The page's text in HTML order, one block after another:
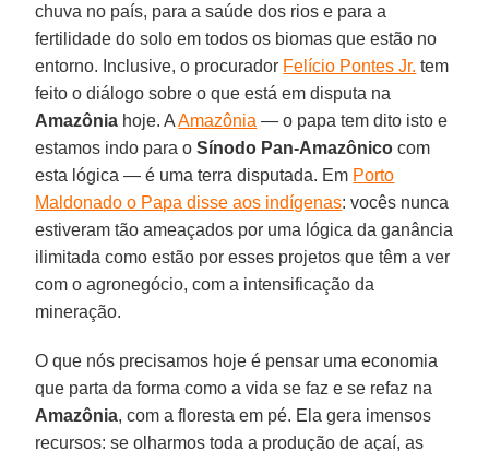
chuva no país, para a saúde dos rios e para a
fertilidade do solo em todos os biomas que estão no
entorno. Inclusive, o procurador Felício Pontes Jr. tem
feito o diálogo sobre o que está em disputa na
Amazônia hoje. AAmazônia — o papa tem dito isto e
estamos indo para o Sínodo Pan-Amazônico com
esta lógica — é uma terra disputada. Em Porto
Maldonado o Papa disse aos indígenas: vocês nunca
estiveram tão ameaçados por uma lógica da ganância
ilimitada como estão por esses projetos que têm a ver
com o agronegócio, com a intensificação da
mineração.
O que nós precisamos hoje é pensar uma economia
que parta da forma como a vida se faz e se refaz na
Amazônia, com a floresta em pé. Ela gera imensos
recursos: se olharmos toda a produção de açaí, as